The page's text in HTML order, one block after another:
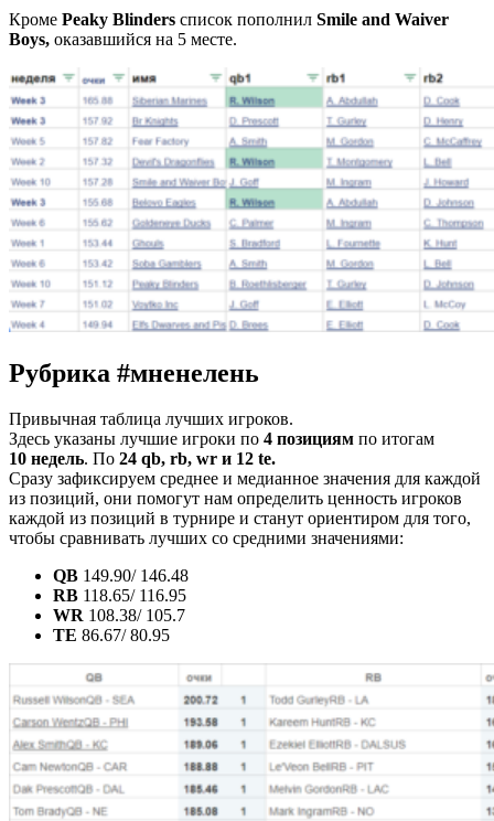
Кроме Peaky Blinders список пополнил Smile and Waiver
Boys, оказавшийся на 5 месте.
Рубрика #мненелень
Привычная таблица лучших игроков.
Здесь указаны лучшие игроки по 4 позициям по итогам
10 недель. По 24 qb, rb, wr и 12 te.
Сразу зафиксируем среднее и медианное значения для каждой
из позиций, они помогут нам определить ценность игроков
каждой из позиций в турнире и станут ориентиром для того,
чтобы сравнивать лучших со средними значениями:
QB 149.90/ 146.48
RB 118.65/ 116.95
WR 108.38/ 105.7
TE 86.67/ 80.95